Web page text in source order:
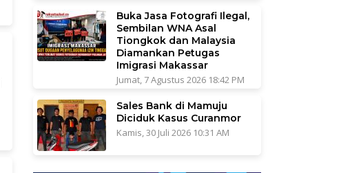
Buka Jasa Fotografi Ilegal,
Sembilan WNA Asal
Tiongkok dan Malaysia
Diamankan Petugas
Imigrasi Makassar
Jumat, 7 Agustus 2026 18:42 PM
Sales Bank di Mamuju
Diciduk Kasus Curanmor
Kamis, 30 Juli 2026 10:31 AM